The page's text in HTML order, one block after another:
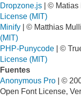
Dropzone.js | ©
License (MIT)
Minify | © Matthias
(MIT)
PHP-Punycode | ©
License (MIT)
Fuentes
Anonymous Pro | ©
Open Font License,